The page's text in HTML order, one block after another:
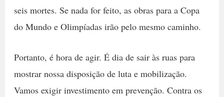
seis mortes. Se nada for feito, as obras para a Copa
do Mundo e Olimpíadas irão pelo mesmo caminho.
Portanto, é hora de agir. É dia de sair às ruas para
mostrar nossa disposição de luta e mobilização.
Vamos exigir investimento em prevenção. Contra os